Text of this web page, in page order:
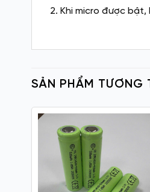
2. Khi micro được
SẢN PHẨM TƯƠNG